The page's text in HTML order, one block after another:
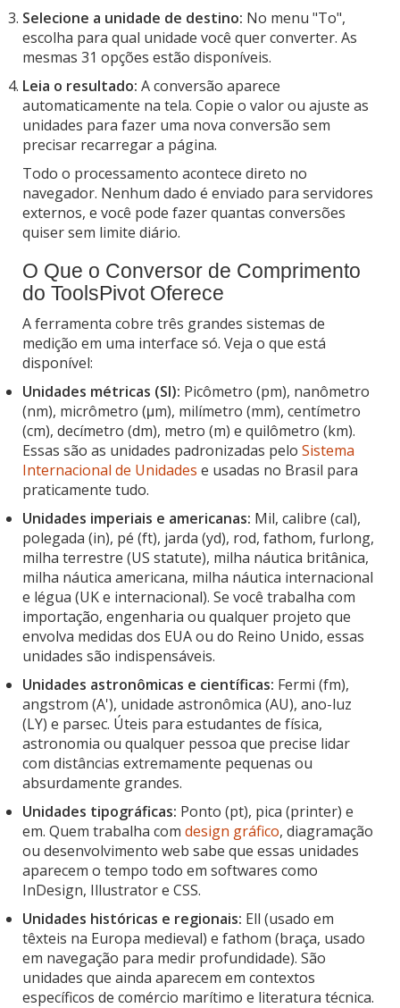
Selecione a unidade de destino: No menu "To",
escolha para qual unidade você quer converter. As
mesmas 31 opções estão disponíveis.
Leia o resultado: A conversão aparece
automaticamente na tela. Copie o valor ou ajuste as
unidades para fazer uma nova conversão sem
precisar recarregar a página.
Todo o processamento acontece direto no
navegador. Nenhum dado é enviado para servidores
externos, e você pode fazer quantas conversões
quiser sem limite diário.
O Que o Conversor de Comprimento
do ToolsPivot Oferece
A ferramenta cobre três grandes sistemas de
medição em uma interface só. Veja o que está
disponível:
Unidades métricas (SI): Picômetro (pm), nanômetro
(nm), micrômetro (μm), milímetro (mm), centímetro
(cm), decímetro (dm), metro (m) e quilômetro (km).
Essas são as unidades padronizadas pelo Sistema
Internacional de Unidades e usadas no Brasil para
praticamente tudo.
Unidades imperiais e americanas: Mil, calibre (cal),
polegada (in), pé (ft), jarda (yd), rod, fathom, furlong,
milha terrestre (US statute), milha náutica britânica,
milha náutica americana, milha náutica internacional
e légua (UK e internacional). Se você trabalha com
importação, engenharia ou qualquer projeto que
envolva medidas dos EUA ou do Reino Unido, essas
unidades são indispensáveis.
Unidades astronômicas e científicas: Fermi (fm),
angstrom (A'), unidade astronômica (AU), ano-luz
(LY) e parsec. Úteis para estudantes de física,
astronomia ou qualquer pessoa que precise lidar
com distâncias extremamente pequenas ou
absurdamente grandes.
Unidades tipográficas: Ponto (pt), pica (printer) e
em. Quem trabalha com design gráfico, diagramação
ou desenvolvimento web sabe que essas unidades
aparecem o tempo todo em softwares como
InDesign, Illustrator e CSS.
Unidades históricas e regionais: Ell (usado em
têxteis na Europa medieval) e fathom (braça, usado
em navegação para medir profundidade). São
unidades que ainda aparecem em contextos
específicos de comércio marítimo e literatura técnica.